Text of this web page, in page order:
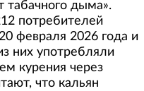
табачного дыма».
потребителей
февраля 2026 года и
них употребляли
курения через
что кальян